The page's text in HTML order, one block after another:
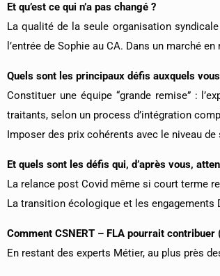
Et qu’est ce qui n’a pas changé ?
La qualité de la seule organisation
l’entrée de Sophie au CA. Dans un marché
Quels sont les principaux défis auxquels
Constituer une équipe “grande remise” :
traitants, selon un process d’intégration
Imposer des prix cohérents avec le niveau
Et quels sont les défis qui, d’après vous,
La relance post Covid même si court terme
La transition écologique et les engagements
Comment CSNERT – FLA pourrait
En restant des experts Métier, au plus près